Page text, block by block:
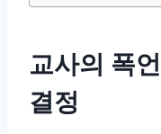
교사의 폭
결정